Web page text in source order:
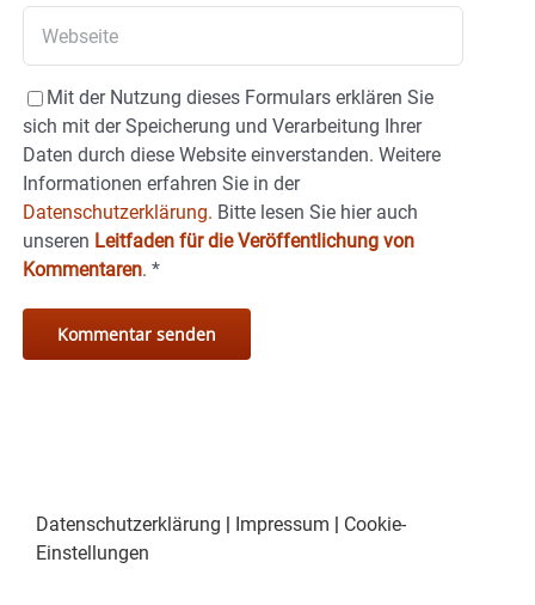
Mit der Nutzung dieses Formulars erklären Sie
sich mit der Speicherung und Verarbeitung Ihrer
Daten durch diese Website einverstanden. Weitere
Informationen erfahren Sie in der
Datenschutzerklärung. Bitte lesen Sie hier auch
unseren Leitfaden für die Veröffentlichung von
Kommentaren. *
Datenschutzerklärung Impressum
Cookie-
Einstellungen